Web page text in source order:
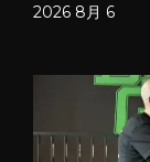
2026 8月 6